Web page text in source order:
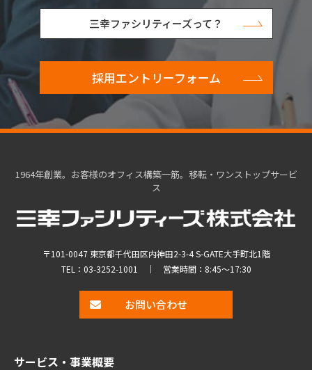
三幸ファシリティーズって？
採用エントリーフォーム
1964年創業。お客様のオフィス構築一筋。移転・ワンストップサービ
ス
〒101-0047 東京都千代田区内神田2-3-4 S-GATE大手町北1階
TEL： 03-3252-1001 ｜ 営業時間：8:45～17:30
お問い合わせ
サービス・事業概要